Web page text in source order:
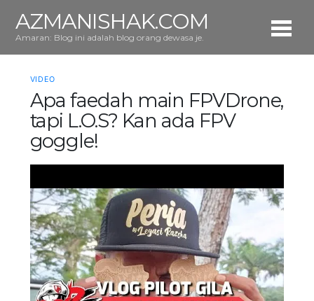
AZMANISHAK.COM
Amaran: Blog ini adalah blog orang dewasa je.
VIDEO
Apa faedah main FPVDrone,
tapi L.O.S? Kan ada FPV
goggle!